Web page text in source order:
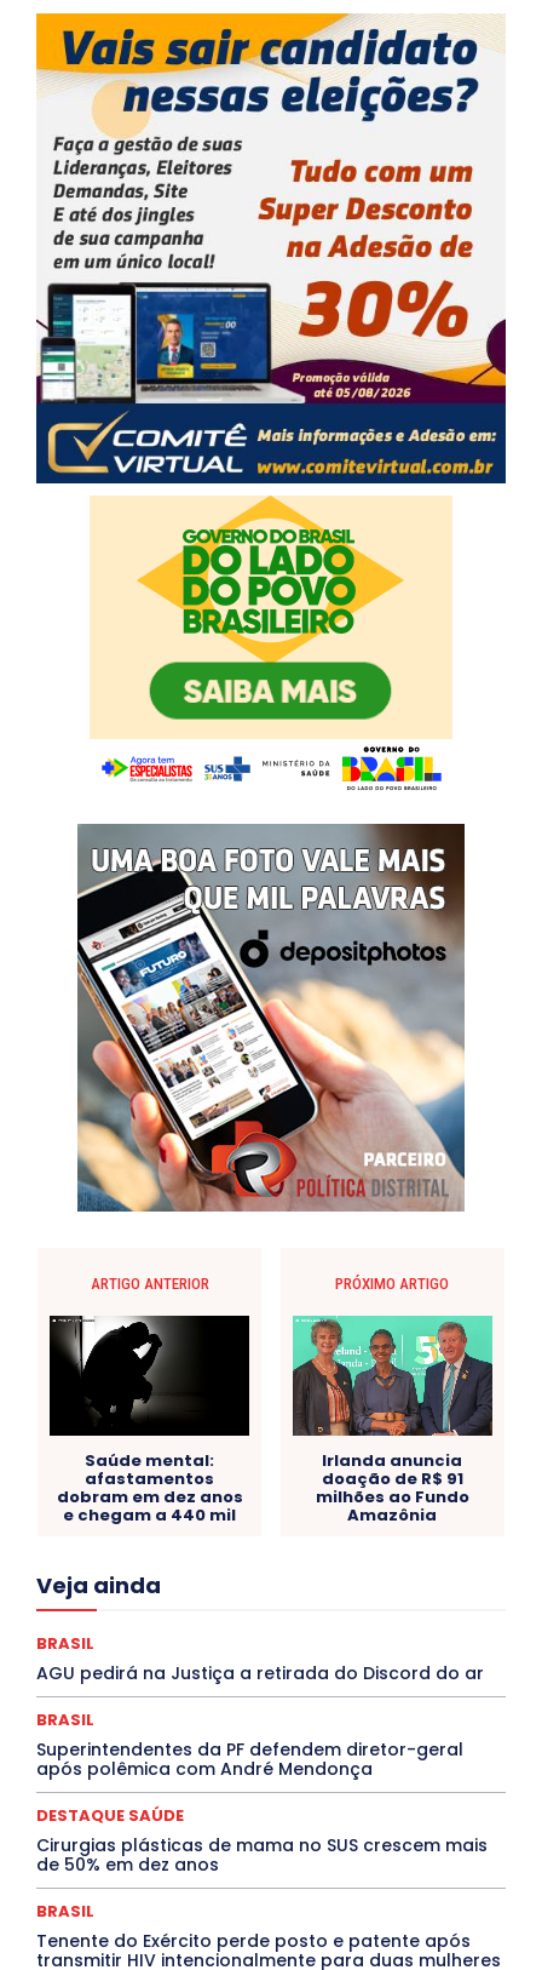
ARTIGO ANTERIOR
Saúde mental:
afastamentos
dobram em dez anos
e chegam a 440 mil
PRÓXIMO ARTIGO
Irlanda anuncia
doação de R$ 91
milhões ao Fundo
Amazônia
Veja ainda
Acre
Congressuanas & Esplanadumas
Covid-19
Crônica Política Crônicas
CULTURA
Cultura e Tal
DANÇA Dengue
Denuncia
DESTAQUE BRASIL
DESTAQUE DF
DESTAQUE SAÚDE
DESTAQUES OUTROS
DISTRITO FEDERAL
EDUCAÇÃO
ELEIÇÕES
EMPREGO E OPORTUNIDADES
Especial
Espírito Santo ESPORTE
ESTÁGIO
EVENTOS
Febre Oropouche
Goiás
INTELIGÊNCIA ARTIFICIAL
INTERNACIONAL
MEIO AMBIENTE
MÚSICA
O Plantonista Opinião Oropouche
BRASIL
AGU pedirá na Justiça a retirada do Discord do ar
BRASIL
Superintendentes da PF defendem diretor-geral
após polêmica com André Mendonça
DESTAQUE SAÚDE
Cirurgias plásticas de mama no SUS crescem mais
de 50% em dez anos
BRASIL
Tenente do Exército perde posto e patente após
transmitir HIV intencionalmente para duas mulheres